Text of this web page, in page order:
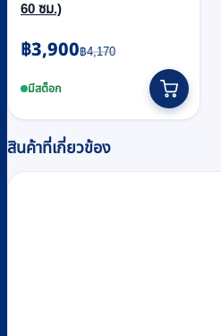
60 ซม.)
฿4,170
Original
price
was:
฿3,900
Current
price
is:มีสต็อก
สินค้าที่เกี่ยวข้อง